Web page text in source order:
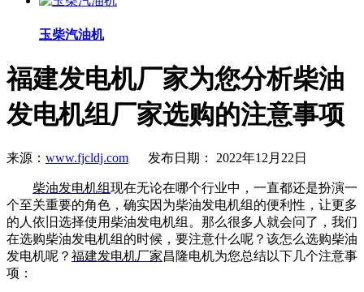
玉柴汽油机
福建发电机厂家为您分析柴油
发电机组厂家选购的注意事项
来源： www.fjcldj.com 发布日期： 2022年12月22日
柴油发电机组现在无论在哪个行业中，一直都还是扮演一
个至关重要的角色，确实因为柴油发电机组的便利性，让更多
的人依旧选择使用柴油发电机组。那么很多人就会问了，我们
在选购柴油发电机组的时候，要注意什么呢？该怎么选购柴油
发电机呢？ 福建发电机厂家昌隆电机为您总结以下几个注意事
项：